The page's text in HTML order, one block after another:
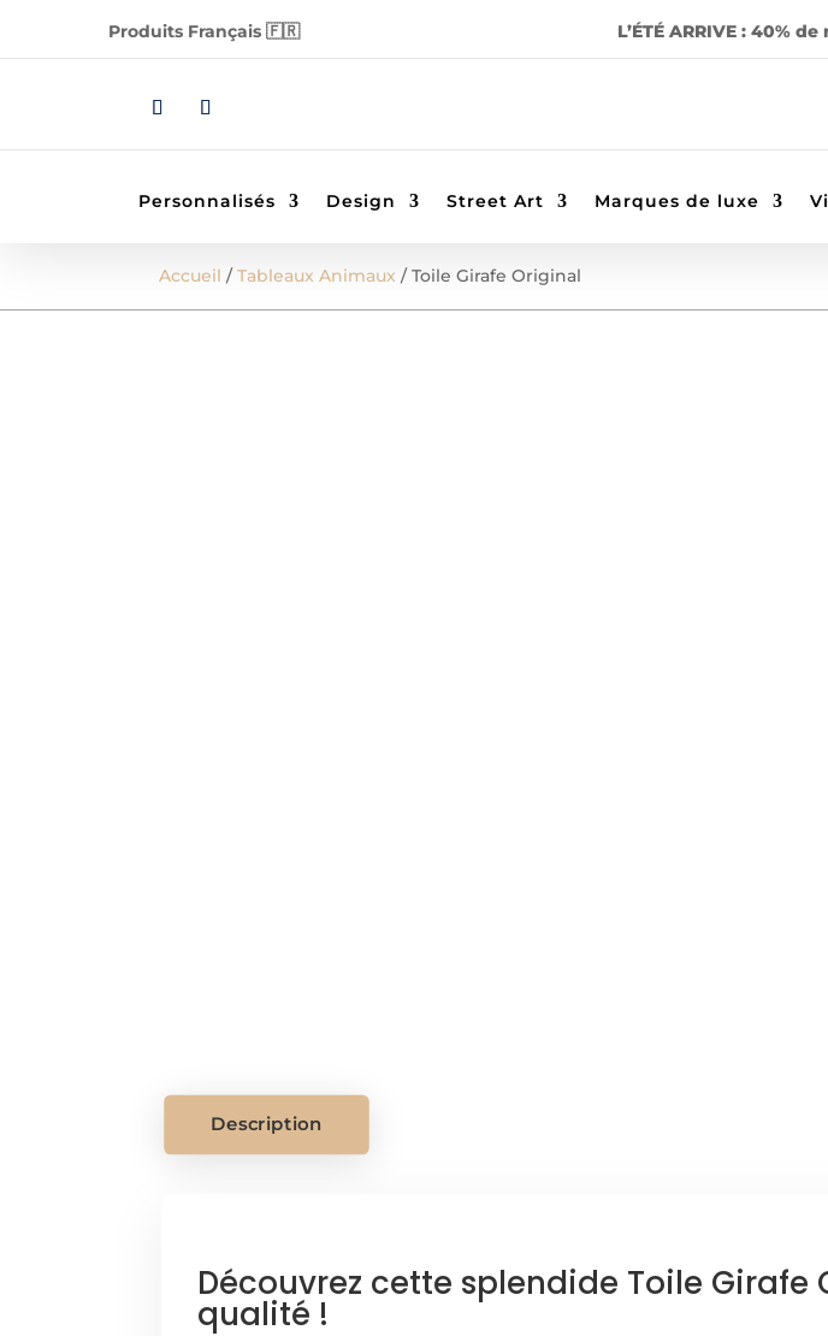
Produits Français 🇫🇷 L’ÉTÉ ARRIVE : 40%
Personnalisés Design Street Art Marques de luxe
Accueil /Tableaux Animaux / Toile Girafe Original
Description
Découvrez cette splendide Toile
qualité !